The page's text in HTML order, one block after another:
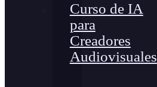
Curso de IA
para
Creadores
Audiovisuales